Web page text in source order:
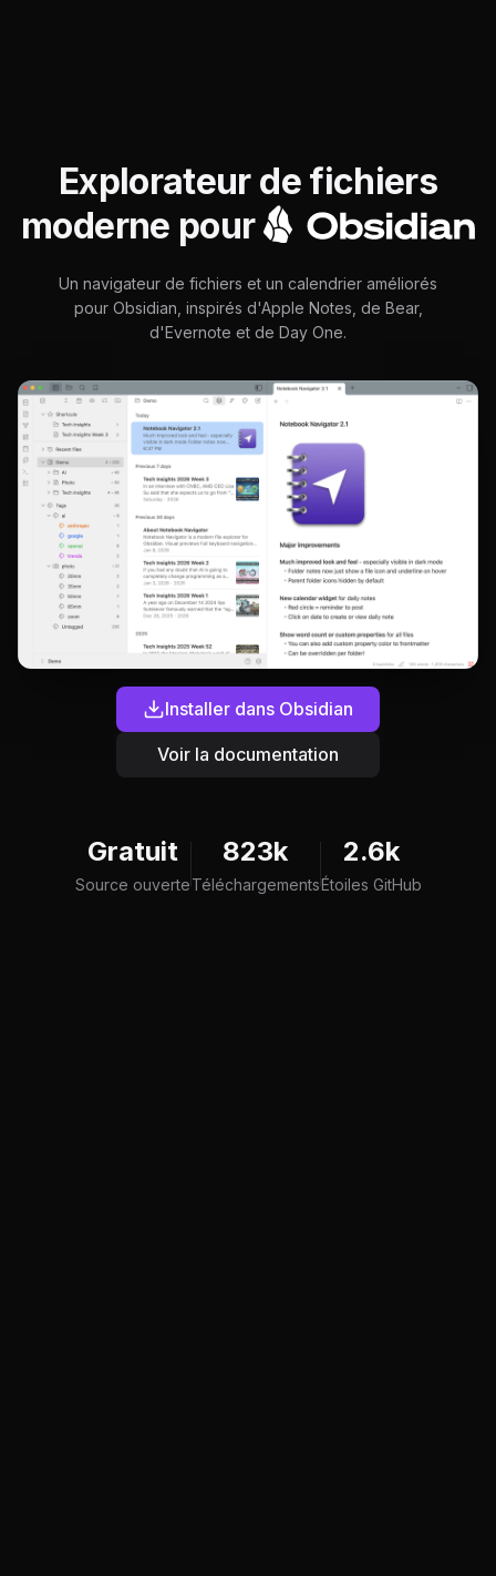
Explorateur de fichiers
moderne pour
Un navigateur de fichiers et un calendrier améliorés
pour Obsidian, inspirés d'Apple Notes, de Bear,
d'Evernote et de Day One.
Installer dans Obsidian
Voir la documentation
Gratuit
Source ouverte
823k
Téléchargements
2.6k
Étoiles GitHub